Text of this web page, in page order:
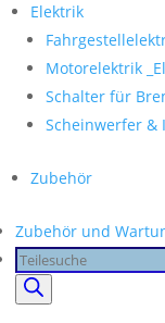
Elektrik
Motorelektrik
Schalter für
Scheinwerfer &
Zubehör
Zubehör und
Products
search